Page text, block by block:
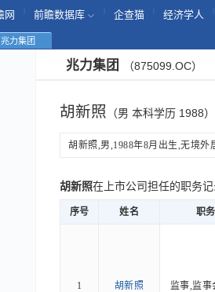
网 前瞻数据库 企查猫 经济学人
兆力集团
兆力集团 （875099.OC）
胡新照 （男 本科学历 1988）
胡新照,男,1988年8月出生,无境
胡新照在上市公司担任的职务
序号 姓名 职务
1 胡新照 监事,监事